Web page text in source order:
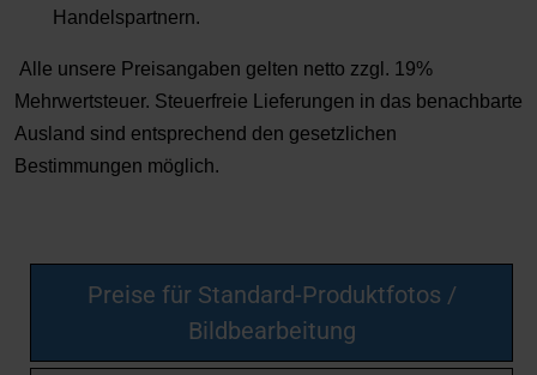
Handelspartnern.
Alle unsere Preisangaben gelten netto zzgl. 19%
Mehrwertsteuer. Steuerfreie Lieferungen in das benachbarte
Ausland sind entsprechend den gesetzlichen
Bestimmungen möglich.
Preise für Standard-Produktfotos /
Bildbearbeitung